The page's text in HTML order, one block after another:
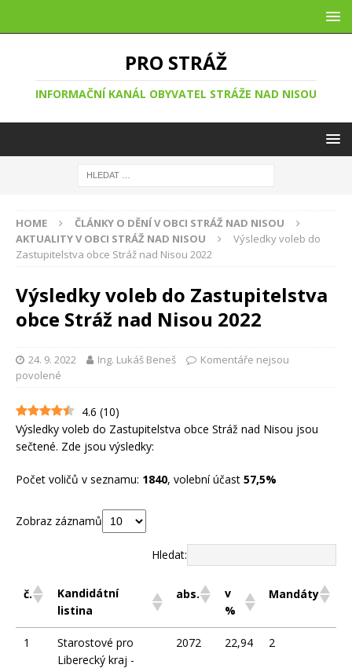
PRO STRÁŽ
INFORMAČNÍ KANÁL OBYVATEL STRÁŽE NAD NISOU
HOME
ČLÁNKY O DĚNÍ V OBCI STRÁŽ NAD NISOU
AKTUALITY V OBCI STRÁŽ NAD NISOU
Výsledky voleb do
Zastupitelstva obce Stráž nad Nisou 2022
Výsledky voleb do Zastupitelstva
obce Stráž nad Nisou 2022
24. 9. 2022 Ing. Lukáš Beneš
Komentáře nejsou
povolené
4.6 (10)
Výsledky voleb do Zastupitelstva obce Stráž nad Nisou jsou
sečtené. Zde jsou výsledky:
Počet voličů v seznamu: 1840, volební účast 57,5%
Zobraz záznamů
Hledat:
č.
Kandidátní
listina
abs.
v
%
Mandáty
1
Starostové pro
Liberecký kraj -
2072 22,94 2